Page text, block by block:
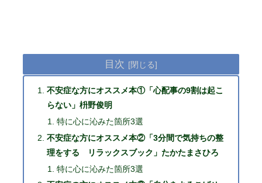
目次
不安症な方にオススメ本①「心配事の9割は起こ
らない」枡野俊明
特に心に沁みた箇所3選
不安症な方にオススメ本②「3分間で気持ちの整
理をする リラックスブック」たかたまさひろ
特に心に沁みた箇所3選